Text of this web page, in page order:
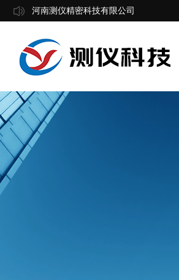
河南测仪精密科技有限公司